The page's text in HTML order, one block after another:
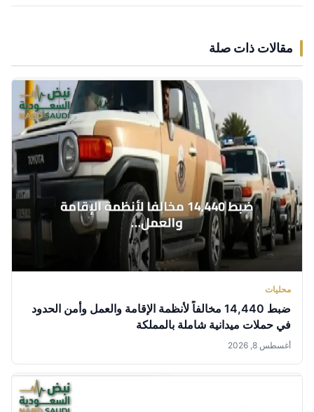
مقالات ذات صلة
محليات
ضبط 14,440 مخالفاً لأنظمة الإقامة والعمل وأمن الحدود
في حملات ميدانية شاملة بالمملكة
أغسطس 8, 2026